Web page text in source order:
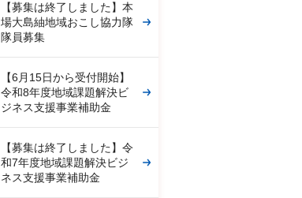
【募集は終了しました】本
場大島紬地域おこし協力隊
隊員募集
【6月15日から受付開始】
令和8年度地域課題解決ビ
ジネス支援事業補助金
【募集は終了しました】令
和7年度地域課題解決ビジ
ネス支援事業補助金